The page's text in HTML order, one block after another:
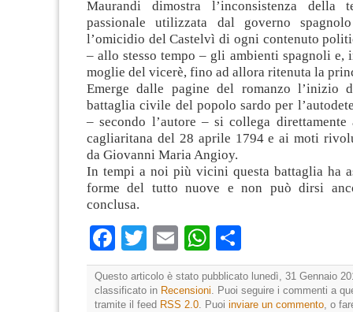
Maurandi dimostra l’inconsistenza della
passionale utilizzata dal governo
l’omicidio del Castelvì di ogni contenuto
– allo stesso tempo – gli ambienti spagnoli e,
moglie del vicerè, fino ad allora ritenuta la
Emerge dalle pagine del romanzo l’inizio
battaglia civile del popolo sardo per
– secondo l’autore – si collega direttamente
cagliaritana del 28 aprile 1794 e ai moti
da Giovanni Maria Angioy.
In tempi a noi più vicini questa battaglia ha
forme del tutto nuove e non può dirsi
conclusa.
Facebook
TwitterEmailWhatsApp
Questo articolo è stato pubblicato lunedì, 31 Gennaio
classificato in Recensioni. Puoi seguire i commenti a
tramite il feed RSS 2.0. Puoi inviare un commento, o